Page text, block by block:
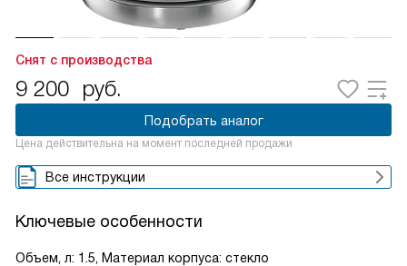
Снят с производства
9 200 руб.
Подобрать аналог
Цена действительна на момент последней продажи
Все инструкции
Ключевые особенности
Объем, л: 1.5, Материал корпуса: стекло